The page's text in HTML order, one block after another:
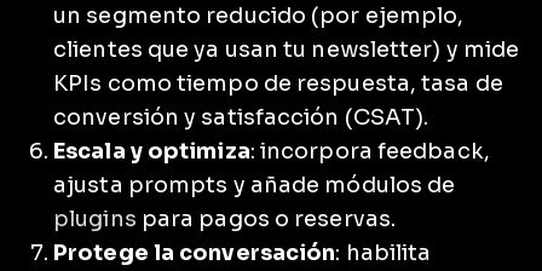
un segmento reducido (por ejemplo,
clientes que ya usan tu newsletter) y mide
KPIs como tiempo de respuesta, tasa de
conversión y satisfacción (CSAT).
Escala y optimiza: incorpora feedback,
ajusta prompts y añade módulos de
plugins para pagos o reservas.
Protege la conversación: habilita